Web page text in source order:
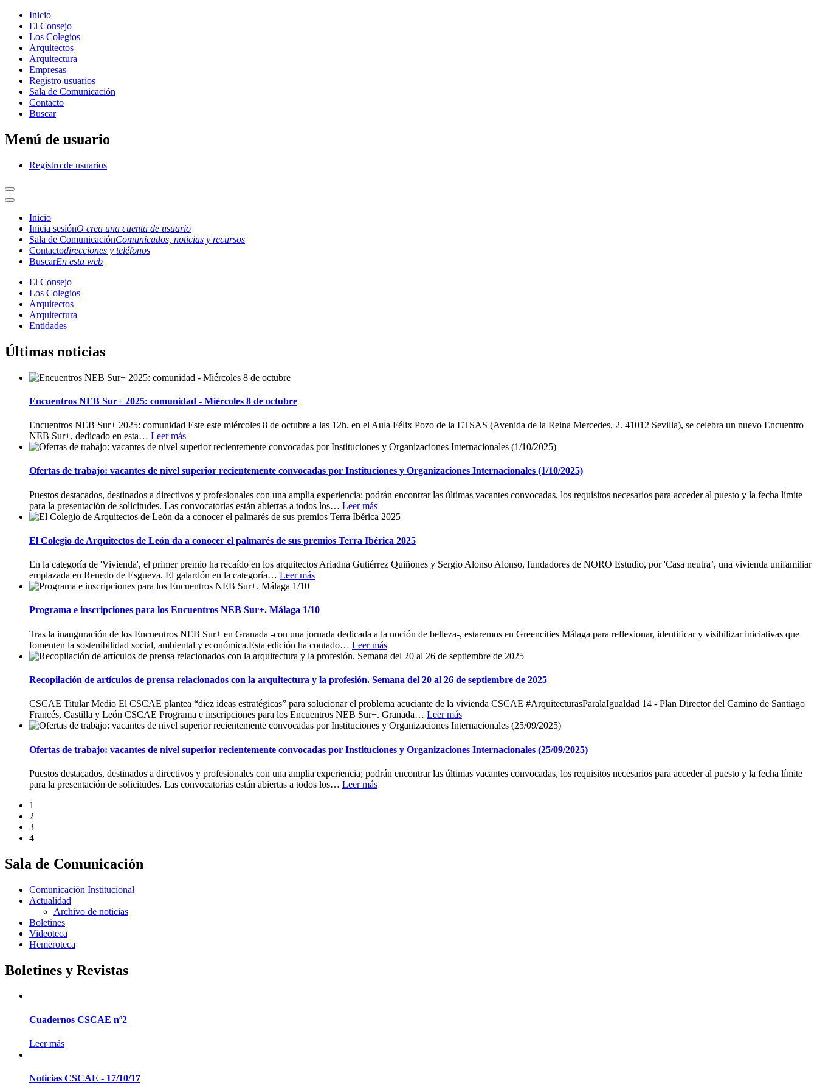
Inicio
El Consejo
Los Colegios
Arquitectos
Arquitectura
Empresas
Registro usuarios
Sala de Comunicación
Contacto
Buscar
Menú de usuario
Registro de usuarios
Inicio
Inicia sesiónO crea una cuenta de usuario
Sala de ComunicaciónComunicados, noticias y recursos
Contactodirecciones y teléfonos
BuscarEn esta web
El Consejo
Los Colegios
Arquitectos
Arquitectura
Entidades
Últimas noticias
Encuentros NEB Sur+ 2025: comunidad - Miércoles 8 de octubre
Encuentros NEB Sur+ 2025: comunidad Este este miércoles 8 de octubre a las 12h. en el Aula Félix Pozo de la ETSAS (Avenida de la Reina Mercedes, 2. 41012 Sevilla), se celebra un nuevo Encuentro
NEB Sur+, dedicado en esta… Leer más
Ofertas de trabajo: vacantes de nivel superior recientemente convocadas por Instituciones y Organizaciones Internacionales (1/10/2025)
Puestos destacados, destinados a directivos y profesionales con una amplia experiencia; podrán encontrar las últimas vacantes convocadas, los requisitos necesarios para acceder al puesto y la fecha límite
para la presentación de solicitudes. Las convocatorias están abiertas a todos los… Leer más
El Colegio de Arquitectos de León da a conocer el palmarés de sus premios Terra Ibérica 2025
En la categoría de 'Vivienda', el primer premio ha recaído en los arquitectos Ariadna Gutiérrez Quiñones y Sergio Alonso Alonso, fundadores de NORO Estudio, por 'Casa neutra’, una vivienda unifamiliar
emplazada en Renedo de Esgueva. El galardón en la categoría… Leer más
Programa e inscripciones para los Encuentros NEB Sur+. Málaga 1/10
Tras la inauguración de los Encuentros NEB Sur+ en Granada -con una jornada dedicada a la noción de belleza-, estaremos en Greencities Málaga para reflexionar, identificar y visibilizar iniciativas que
fomenten la sostenibilidad social, ambiental y económica.Esta edición ha contado… Leer más
Recopilación de artículos de prensa relacionados con la arquitectura y la profesión. Semana del 20 al 26 de septiembre de 2025
CSCAE Titular Medio El CSCAE plantea “diez ideas estratégicas” para solucionar el problema acuciante de la vivienda CSCAE #ArquitecturasParalaIgualdad 14 - Plan Director del Camino de Santiago
Francés, Castilla y León CSCAE Programa e inscripciones para los Encuentros NEB Sur+. Granada… Leer más
Ofertas de trabajo: vacantes de nivel superior recientemente convocadas por Instituciones y Organizaciones Internacionales (25/09/2025)
Puestos destacados, destinados a directivos y profesionales con una amplia experiencia; podrán encontrar las últimas vacantes convocadas, los requisitos necesarios para acceder al puesto y la fecha límite
para la presentación de solicitudes. Las convocatorias están abiertas a todos los… Leer más
1
2
3
4
Sala de Comunicación
Comunicación Institucional
Actualidad
Archivo de noticias
Boletines
Videoteca
Hemeroteca
Boletines y Revistas
Cuadernos CSCAE nº2
Leer más
Noticias CSCAE - 17/10/17